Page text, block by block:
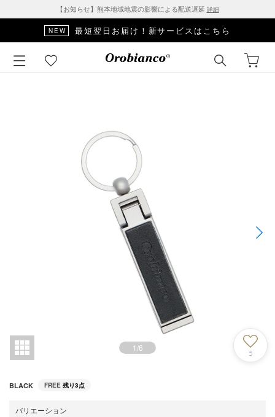
【お知らせ】熊本地域地震の影響による配送遅延 詳細
NEW 最短翌日お届け！新サービスはこちら
1/6
5
BLACK FREE 残り3点
バリエーション